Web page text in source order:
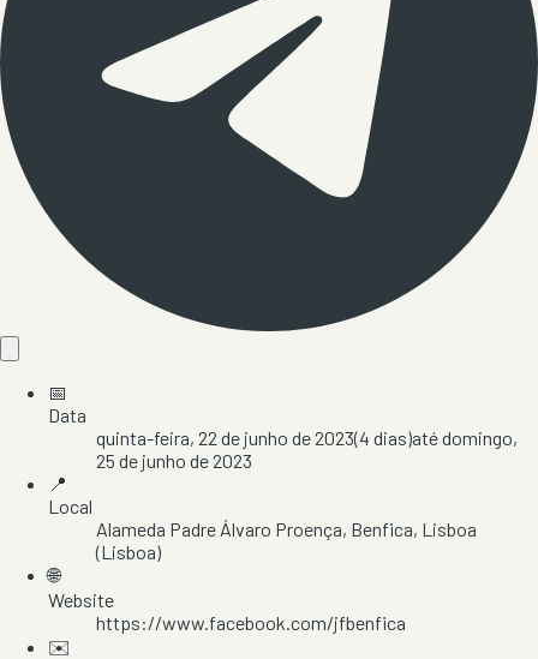
📅
Data
quinta-feira, 22 de junho de 2023(4 dias)atédomingo,
25 de junho de 2023
📍
Local
Alameda Padre Álvaro Proença, Benfica, Lisboa
(Lisboa)
🌐
Website
https://www.facebook.com/jfbenfica
✉️